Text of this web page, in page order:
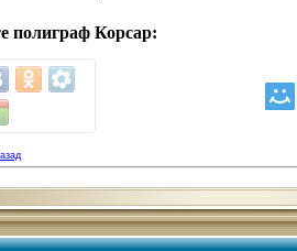
полиграф Корсар: